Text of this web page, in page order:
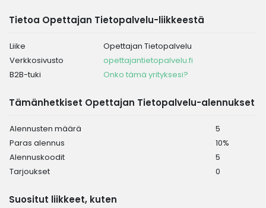
Tietoa Opettajan Tietopalvelu-liikkeestä
Liike
Opettajan Tietopalvelu
Verkkosivusto
opettajantietopalvelu.fi
B2B-tuki
Onko tämä yrityksesi?
Tämänhetkiset Opettajan Tietopalvelu-alennukset
Alennusten määrä
5
Paras alennus
10%
Alennuskoodit
5
Tarjoukset
0
Suositut liikkeet, kuten